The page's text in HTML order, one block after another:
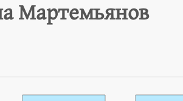
Мартемьянов